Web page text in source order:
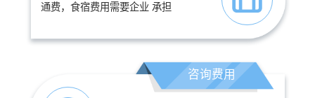
通费，食宿费用需要企业 承担
咨询费用